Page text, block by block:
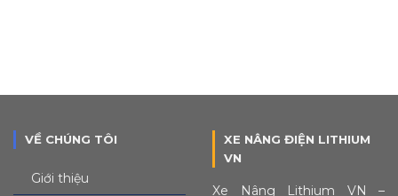
VỀ CHÚNG TÔI
Giới thiệu
XE NÂNG ĐIỆN LITHIUM
VN
Xe Nâng Lithium VN –